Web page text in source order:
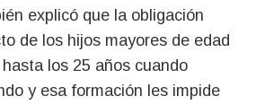
explicó que la obligación
de los hijos mayores de edad
los 25 años cuando
y esa formación les impide